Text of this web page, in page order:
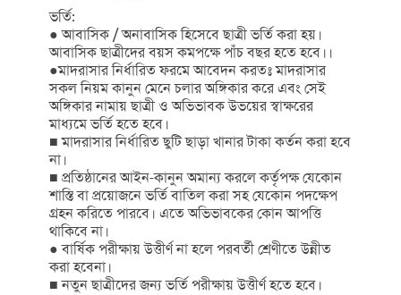
ভর্তি:
● আবাসিক / অনাবাসিক হিসেবে ছাত্রী ভর্তি করা হয়।
আবাসিক ছাত্রীদের বয়স কমপক্ষে পাঁচ বছর হতে হবে।।
●মাদরাসার নির্ধারিত ফরমে আবেদন করতঃ মাদরাসার
সকল নিয়ম কানুন মেনে চলার অঙ্গিকার করে এবং সেই
অঙ্গিকার নামায় ছাত্রী ও অভিভাবক উভয়ের স্বাক্ষরের
মাধ্যমে ভর্তি হতে হবে।
■ মাদরাসার নির্ধারিত ছুটি ছাড়া খানার টাকা কর্তন করা হবে
না।
■ প্রতিষ্ঠানের আইন-কানুন অমান্য করলে কর্তৃপক্ষ যেকোন
শাস্তি বা প্রয়োজনে ভর্তি বাতিল করা সহ যেকোন পদক্ষেপ
গ্রহন করিতে পারবে। এতে অভিভাবকের কোন আপত্তি
থাকিবে না।
● বার্ষিক পরীক্ষায় উত্তীর্ণ না হলে পরবর্তী শ্রেণীতে উন্নীত
করা হবেনা।
■ নতুন ছাত্রীদের জন্য ভর্তি পরীক্ষায় উত্তীর্ণ হতে হবে।